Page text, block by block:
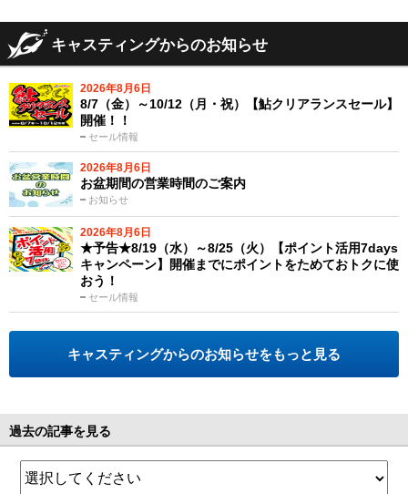
キャスティングからのお知らせ
2026年8月6日
セール情報
8/7（金）～10/12（月・祝）【鮎クリアランスセール】
開催！！
2026年8月6日
お知らせ
お盆期間の営業時間のご案内
2026年8月6日
セール情報
★予告★8/19（水）～8/25（火）【ポイント活用7days
キャンペーン】開催までにポイントをためておトクに使
おう！
キャスティングからのお知らせをもっと見る
過去の記事を見る